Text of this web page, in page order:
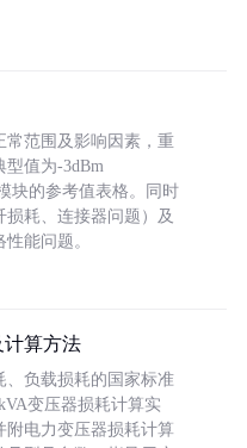
常范围及影响因素，重
型值为-3dBm
块的参考值表格。同时
耗、连接器问题）及
能问题。
计算方法
、负载损耗的国家标准
变压器损耗计算实
附电力变压器损耗计算